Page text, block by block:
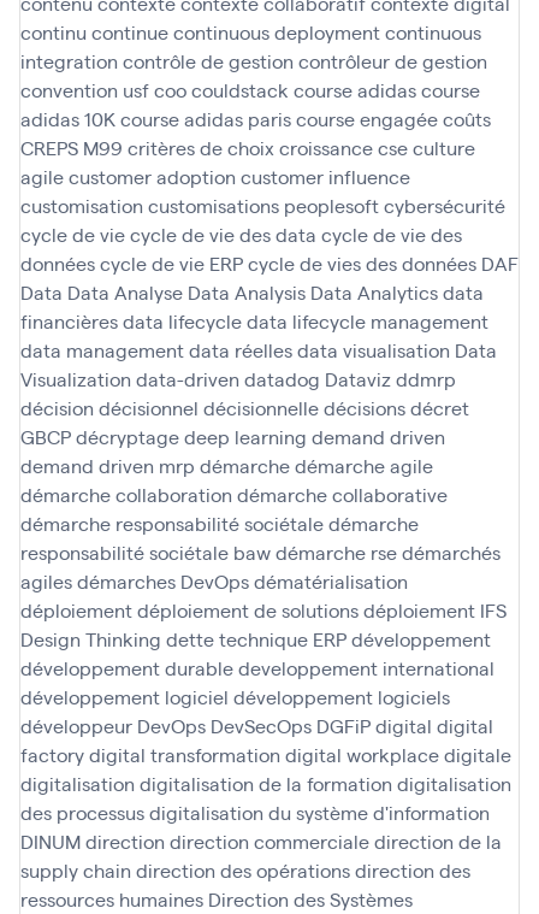
continu continuecontinuous deploymentcontinuous
integration contrôle de gestion contrôleur de gestion
convention usfcoocouldstack course adidascourse
adidas 10K course adidas pariscourse engagéecoûts
CREPS M99 critères de choix croissancecseculture
agilecustomer adoption customer influence
customisation customisations peoplesoftcybersécurité
cycle de viecycle de vie des data cycle de vie des
donnéescycle de vie ERPcycle de vies des données DAF
Data Data Analyse Data Analysis Data Analyticsdata
financièresdata lifecycledata lifecycle management
data managementdata réellesdata visualisation Data
Visualization data-driven datadog Datavizddmrp
décision décisionnel décisionnelledécisionsdécret
GBCPdécryptagedeep learning demand driven
demand driven mrp démarchedémarche agile
démarche collaboration démarche collaborative
démarche responsabilité sociétaledémarche
responsabilité sociétale bawdémarche rsedémarchés
agilesdémarches DevOpsdématérialisation
déploiementdéploiement de solutionsdéploiement IFS
Design Thinking dette technique ERPdéveloppement
développement durabledeveloppement international
développement logiciel développement logiciels
développeur DevOps DevSecOps DGFiPdigital digital
factorydigital transformation digital workplacedigitale
digitalisation digitalisation de la formation digitalisation
des processusdigitalisation du système d'information
DINUMdirection direction commercialedirection de la
supply chain direction des opérationsdirection des
ressources humaines Direction des Systèmes